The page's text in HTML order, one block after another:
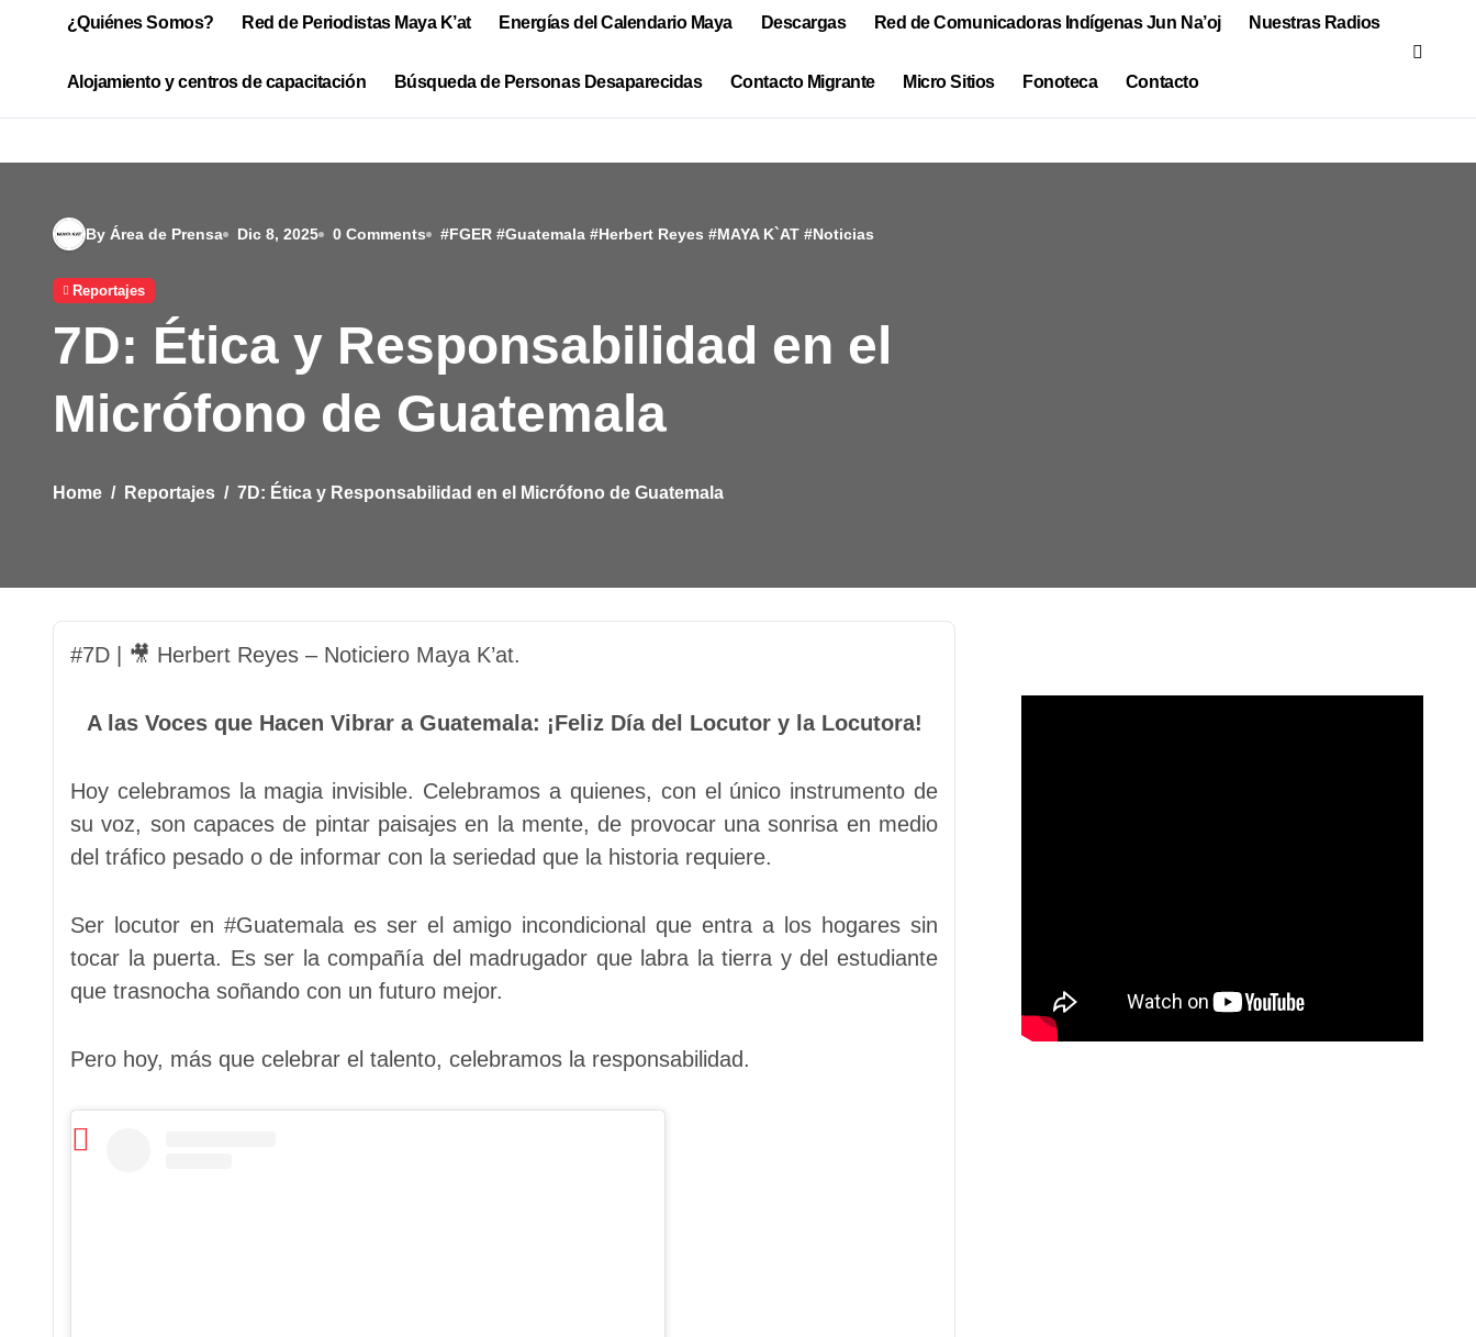
¿Quiénes Somos? Red de Periodistas Maya K’at Energías del Calendario Maya Descargas Red de Comunicadoras Indígenas Jun Na’oj Nuestras Radios
Alojamiento y centros de capacitación Búsqueda de Personas Desaparecidas Contacto Migrante Micro Sitios Fonoteca Contacto
By Área de Prensa Dic 8, 2025 0 Comments #FGER #Guatemala #Herbert Reyes #MAYA K`AT #Noticias
Reportajes
7D: Ética y Responsabilidad en el
Micrófono de Guatemala
Home Reportajes 7D: Ética y Responsabilidad en el Micrófono de Guatemala
#7D | 🎥 Herbert Reyes – Noticiero Maya K’at.
A las Voces que Hacen Vibrar a Guatemala: ¡Feliz Día del Locutor y la Locutora!
Hoy celebramos la magia invisible. Celebramos a quienes, con el único instrumento de
su voz, son capaces de pintar paisajes en la mente, de provocar una sonrisa en medio
del tráfico pesado o de informar con la seriedad que la historia requiere.
Ser locutor en #Guatemala es ser el amigo incondicional que entra a los hogares sin
tocar la puerta. Es ser la compañía del madrugador que labra la tierra y del estudiante
que trasnocha soñando con un futuro mejor.
Pero hoy, más que celebrar el talento, celebramos la responsabilidad.